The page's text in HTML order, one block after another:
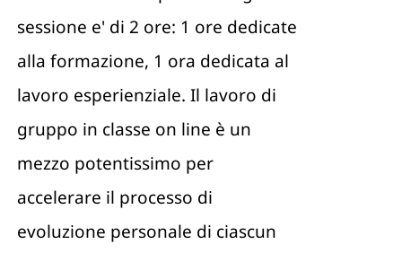
sessione e' di 2 ore: 1 ore dedicate
alla formazione, 1 ora dedicata al
lavoro esperienziale. Il lavoro di
gruppo in classe on line è un
mezzo potentissimo per
accelerare il processo di
evoluzione personale di ciascun